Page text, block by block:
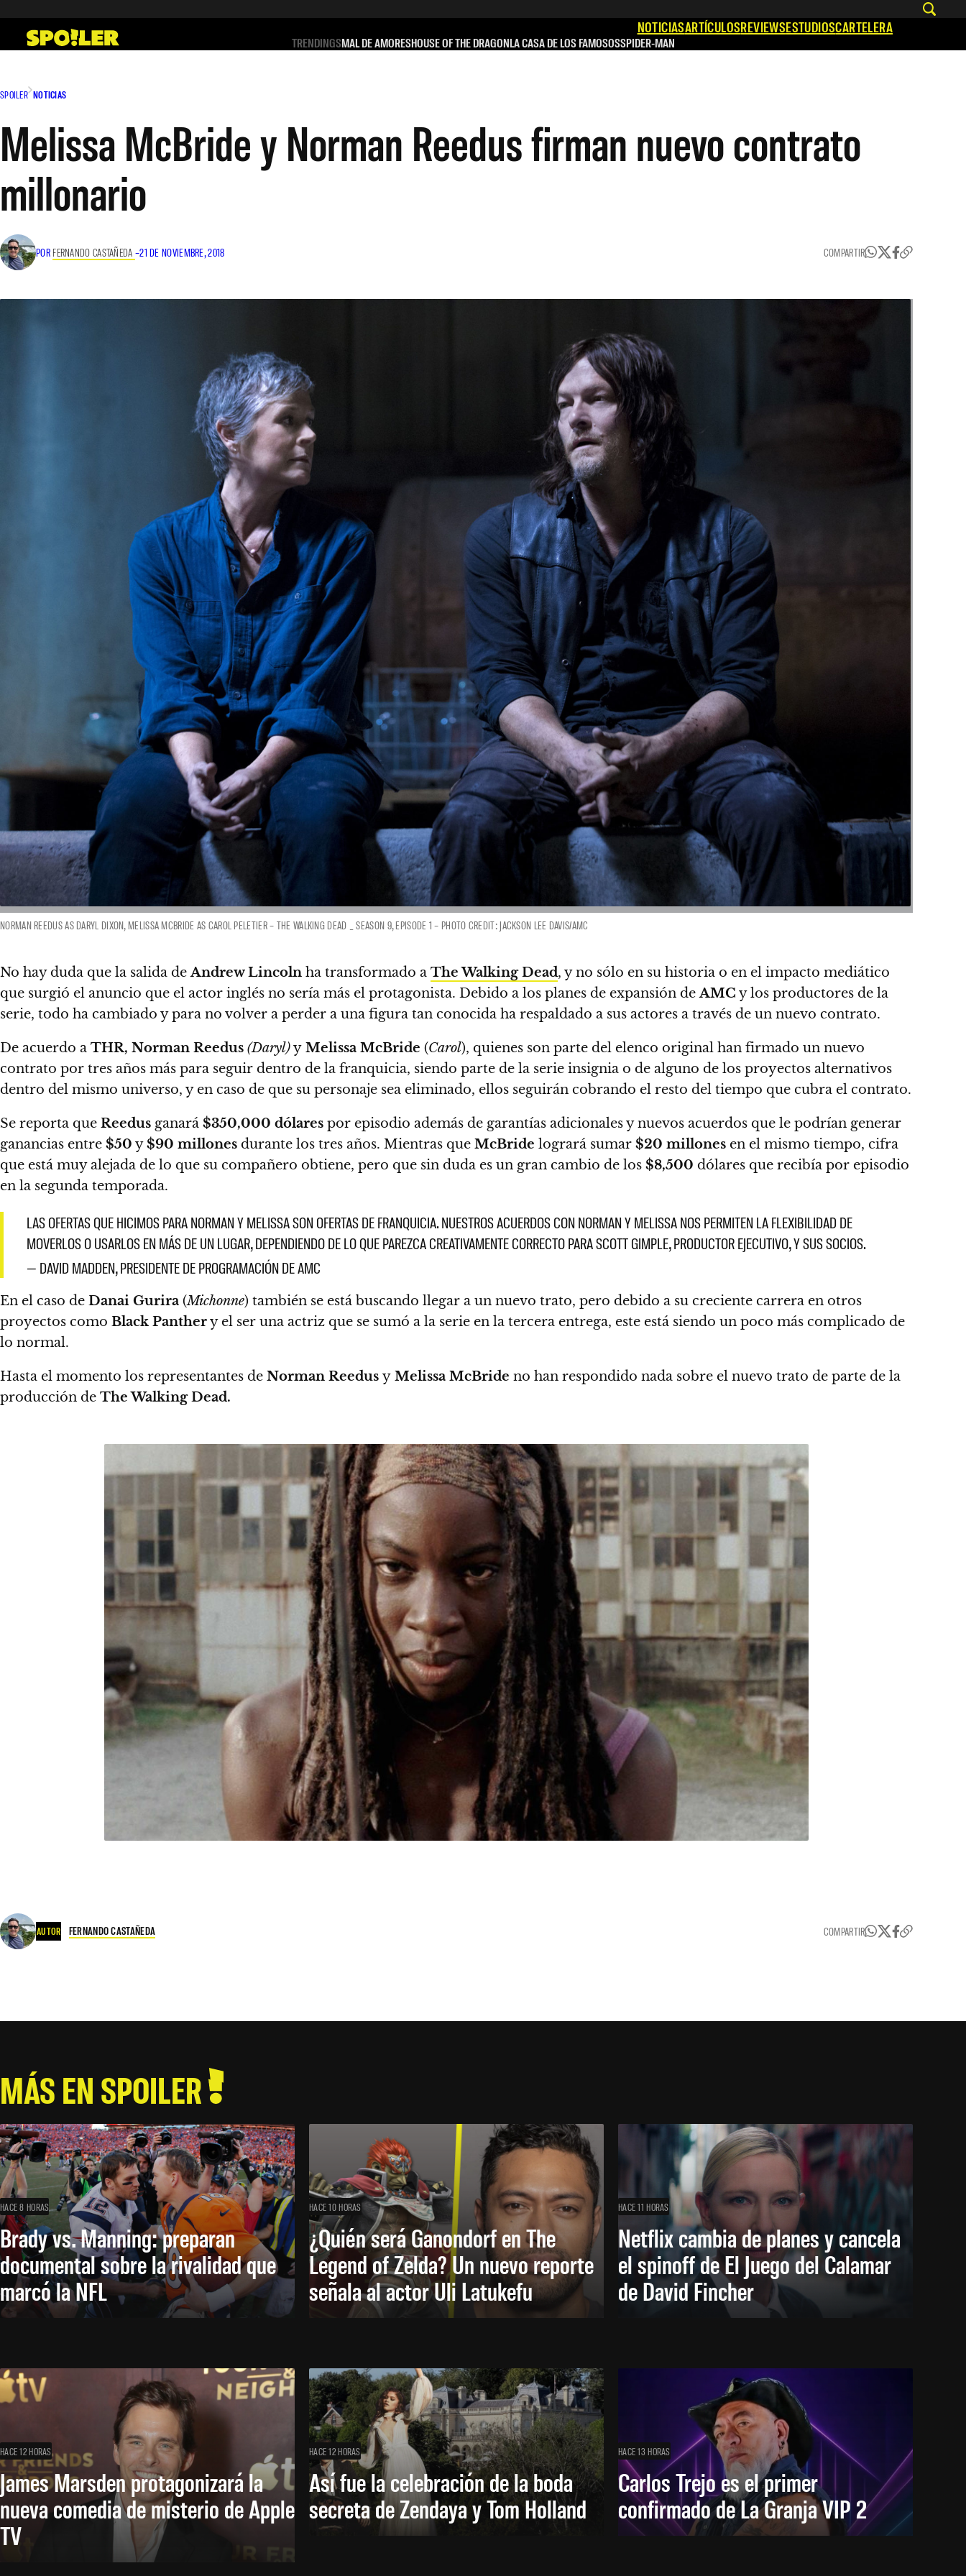
contenido
NOTICIASARTÍCULOSREVIEWSESTUDIOSCARTELERA
TRENDINGSMAL DE AMORESHOUSE OF THE DRAGONLA CASA DE LOS FAMOSOSSPIDER-MAN
SPOILER NOTICIAS
Melissa McBride y Norman Reedus firman nuevo contrato
millonario
POR FERNANDO CASTAÑEDA –21 DE NOVIEMBRE, 2018 COMPARTIR
NORMAN REEDUS AS DARYL DIXON, MELISSA MCBRIDE AS CAROL PELETIER – THE WALKING DEAD _ SEASON 9, EPISODE 1 – PHOTO CREDIT: JACKSON LEE DAVIS/AMC
No hay duda que la salida deAndrew Lincoln ha transformado a The Walking Dead, y no sólo en su historia o en el impacto mediático
que surgió el anuncio que el actor inglés no sería más el protagonista. Debido a los planes de expansión deAMC y los productores de la
serie, todo ha cambiado y para no volver a perder a una figura tan conocida ha respaldado a sus actores a través de un nuevo contrato.
De acuerdo a THR, Norman Reedus (Daryl)y Melissa McBride (Carol), quienes son parte del elenco original han firmado un nuevo
contrato por tres años más para seguir dentro de la franquicia, siendo parte de la serie insignia o de alguno de los proyectos alternativos
dentro del mismo universo, y en caso de que su personaje sea eliminado, ellos seguirán cobrando el resto del tiempo que cubra el contrato.
Se reporta que Reedus ganará $350,000 dólares por episodio además de garantías adicionales y nuevos acuerdos que le podrían generar
ganancias entre $50 y$90 millones durante los tres años. Mientras que McBride logrará sumar $20 millones en el mismo tiempo, cifra
que está muy alejada de lo que su compañero obtiene, pero que sin duda es un gran cambio de los $8,500 dólares que recibía por episodio
en la segunda temporada.
LAS OFERTAS QUE HICIMOS PARA NORMAN Y MELISSA SON OFERTAS DE FRANQUICIA. NUESTROS ACUERDOS CON NORMAN Y MELISSA NOS PERMITEN LA FLEXIBILIDAD DE
MOVERLOS O USARLOS EN MÁS DE UN LUGAR, DEPENDIENDO DE LO QUE PAREZCA CREATIVAMENTE CORRECTO PARA SCOTT GIMPLE, PRODUCTOR EJECUTIVO, Y SUS SOCIOS.
— DAVID MADDEN, PRESIDENTE DE PROGRAMACIÓN DE AMC
En el caso de Danai Gurira (Michonne) también se está buscando llegar a un nuevo trato, pero debido a su creciente carrera en otros
proyectos como Black Panthery el ser una actriz que se sumó a la serie en la tercera entrega, este está siendo un poco más complicado de
lo normal.
Hasta el momento los representantes de Norman Reedus y Melissa McBride no han respondido nada sobre el nuevo trato de parte de la
producción de The Walking Dead.
AUTOR FERNANDO CASTAÑEDA COMPARTIR
MÁS EN SPOILER
HACE 8 HORAS
Brady vs. Manning: preparan
documental sobre la rivalidad que
marcó la NFL
HACE 10 HORAS
¿Quién será Ganondorf en The
Legend of Zelda? Un nuevo reporte
señala al actor Uli Latukefu
HACE 11 HORAS
Netflix cambia de planes y cancela
el spinoff de El Juego del Calamar
de David Fincher
HACE 12 HORAS
James Marsden protagonizará la
nueva comedia de misterio de Apple
TV
HACE 12 HORAS
Así fue la celebración de la boda
secreta de Zendaya y Tom Holland
HACE 13 HORAS
Carlos Trejo es el primer
confirmado de La Granja VIP 2